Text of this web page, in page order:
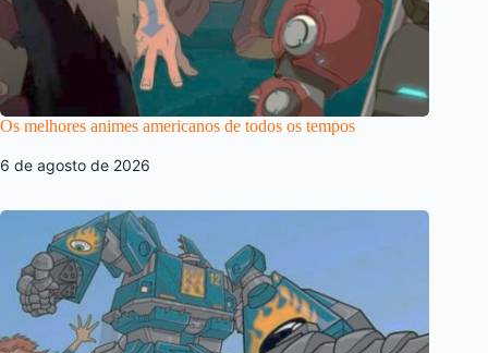
Os melhores animes americanos de todos os tempos
6 de agosto de 2026